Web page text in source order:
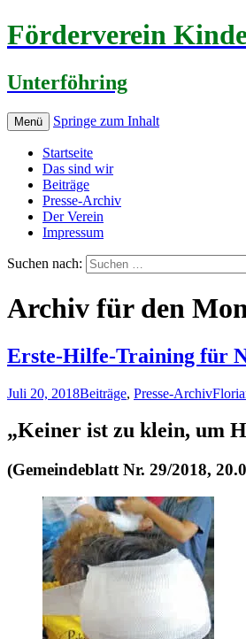
Förderverein
Unterföhring
Menü Springe zum Inhalt
Startseite
Das sind wir
Beiträge
Presse-Archiv
Der Verein
Impressum
Suchen nach:
Archiv für den
Erste-Hilfe-Training für
Juli 20, 2018Beiträge, Presse-Archiv
„Keiner ist zu klein, um
(Gemeindeblatt Nr. 29/2018,